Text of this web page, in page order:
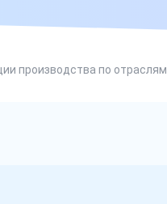
производства по отраслям